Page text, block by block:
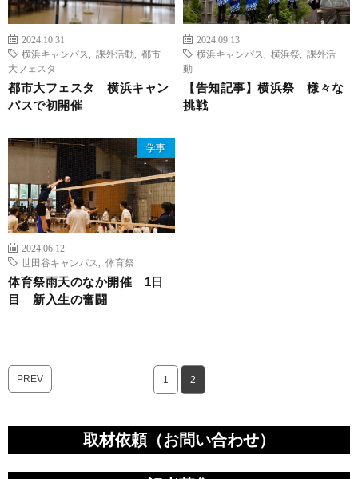
2024.10.31
横浜キャンパス
課外活動
都市
大フェスタ
都市大フェスタ 横浜キャン
パスで初開催
2024.09.13
横浜キャンパス
横浜祭
課外活
動
【告知記事】横浜祭 様々な
挑戦
学事
2024.06.12
世田谷キャンパス
体育祭
体育祭雨天のなか開催 1日
目 新入生の奮闘
PREV 1 2
取材依頼（お問い合わせ）